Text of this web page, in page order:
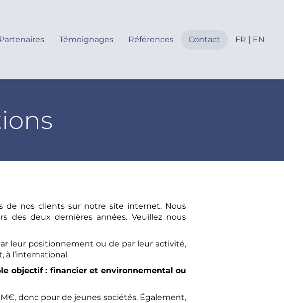
Partenaires Témoignages Références Contact FR | EN
de nos clients sur notre site internet. Nous
des deux dernières années. Veuillez nous
leur positionnement ou de par leur activité,
à l’international.
objectif : financier et environnemental ou
donc pour de jeunes sociétés. Également,